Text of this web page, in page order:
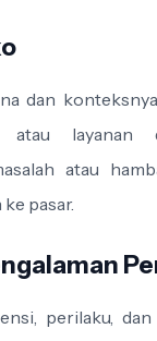
dan
atau
atau
pasar.
perilaku,